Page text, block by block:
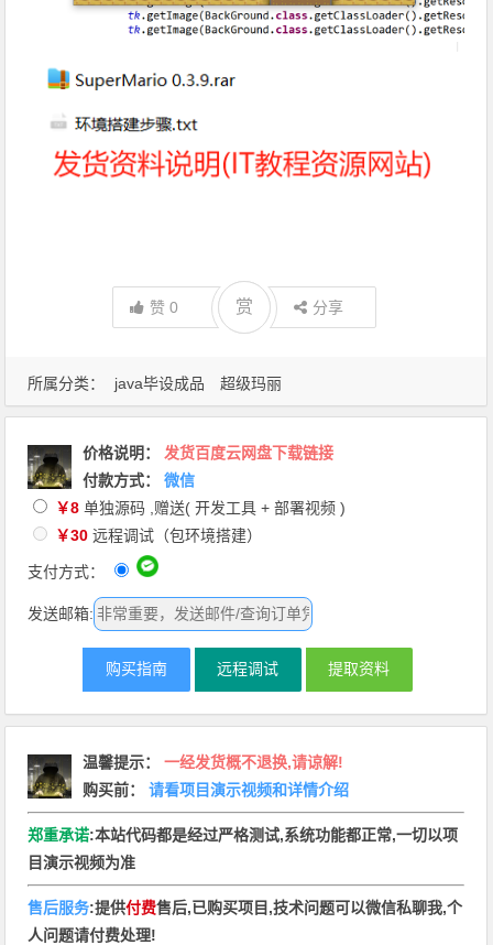
赞0 赏
赏 分享
所属分类： java毕设成品 超级玛丽
价格说明 ：
发货百度云网盘下载链接
付款方式：
微信
￥8单独源码 ,赠送( 开发工具 + 部署视频 )
￥30远程调试（包环境搭建）
支付方式：
发送邮箱:
购买指南 远程调试 提取资料
温馨提示：
一经发货概不退换,请谅解!
购买前：
请看项目演示视频和详情介绍
郑重承诺:本站代码都是经过严格测试,系统功能都正常,一切以项
目演示视频为准
售后服务:提供付费售后,已购买项目,技术问题可以微信私聊我,个
人问题请付费处理!